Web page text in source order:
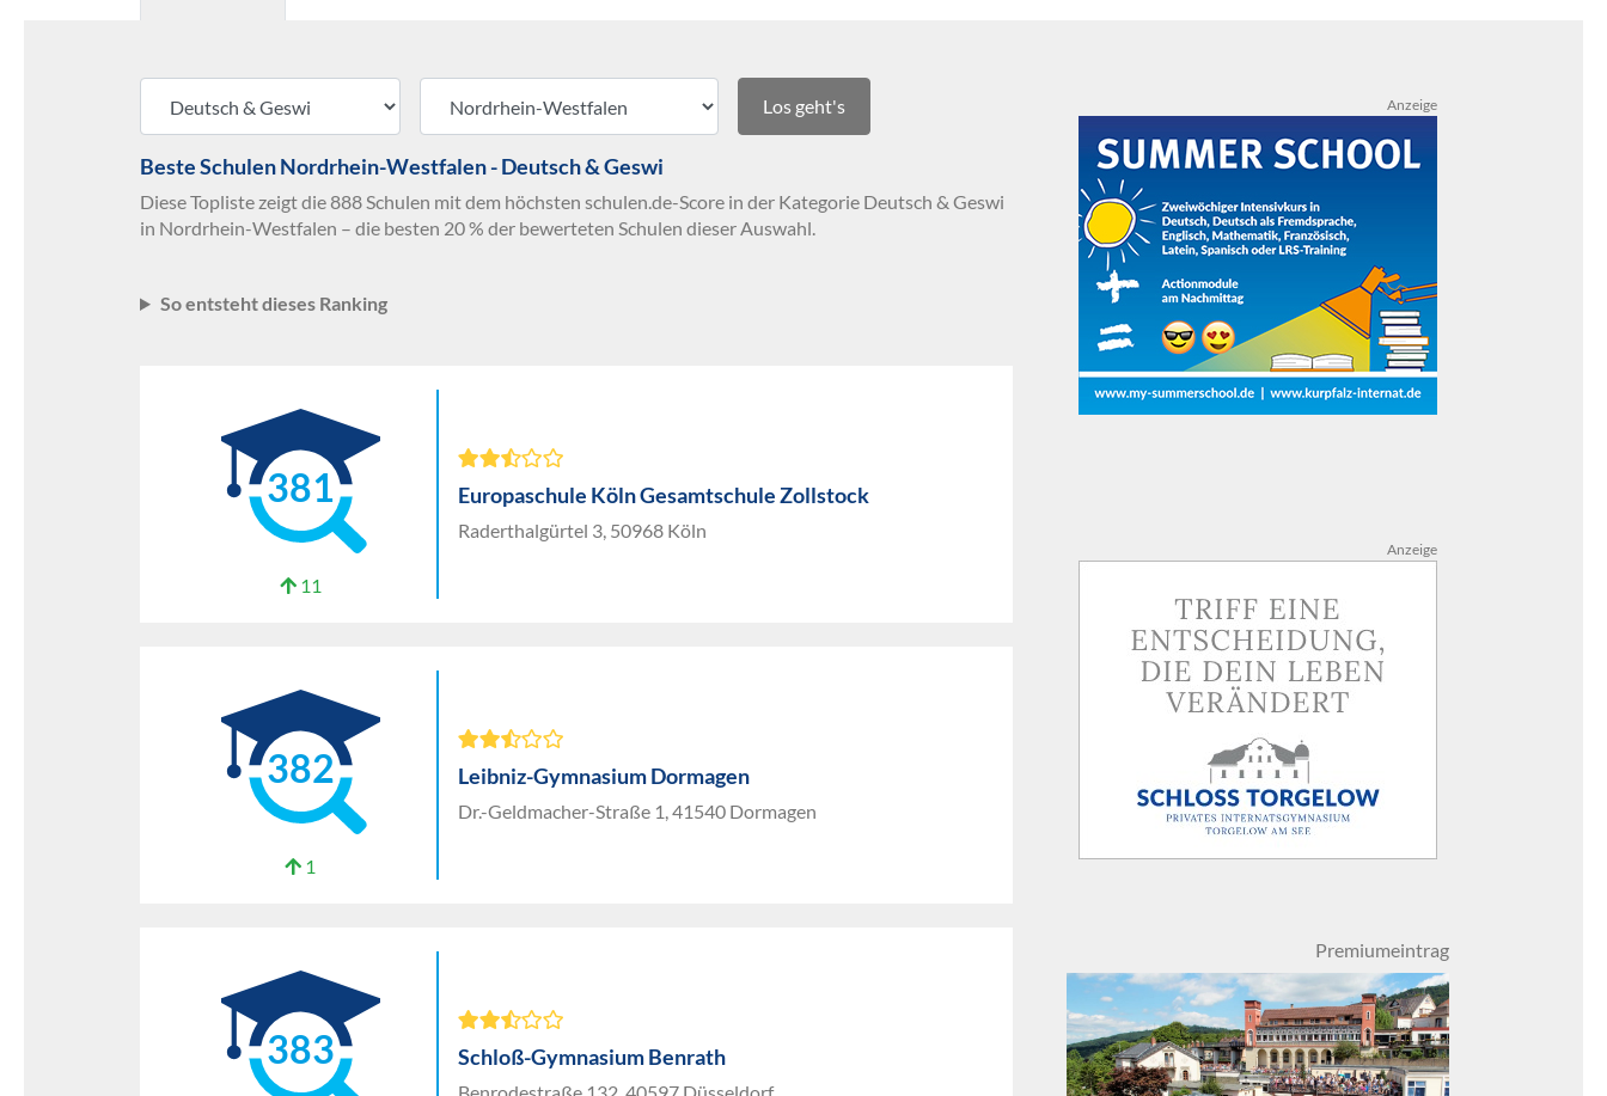
Los geht's
Beste Schulen Nordrhein-Westfalen - Deutsch & Geswi
Diese Topliste zeigt die 888 Schulen mit dem höchsten schulen.de-Score in der Kategorie Deutsch & Geswi
in Nordrhein-Westfalen – die besten 20 % der bewerteten Schulen dieser Auswahl.
So entsteht dieses Ranking
381
11
Europaschule Köln Gesamtschule Zollstock
Raderthalgürtel 3, 50968 Köln
382
1
Leibniz-Gymnasium Dormagen
Dr.-Geldmacher-Straße 1, 41540 Dormagen
383 Schloß-Gymnasium Benrath
Anzeige
Anzeige
Premiumeintrag